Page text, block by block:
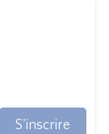
S'inscrire